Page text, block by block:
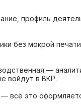
профиль
без мокрой
—
войдут в ВКР.
всё это